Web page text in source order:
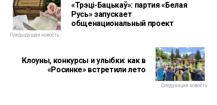
«Трэцi-Бацькаў»: партия «Белая
Русь» запускает
общенациональный проект
Предыдущая новость
Клоуны, конкурсы и улыбки: как в
«Росинке» встретили лето
Следующая новость